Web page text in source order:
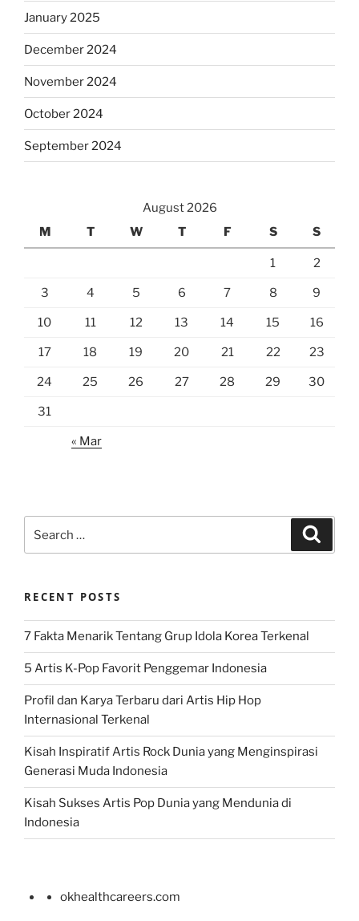
January 2025
December 2024
November 2024
October 2024
September 2024
August 2026
M
T W T F S S
1 2
3 4 5 6 7 8 9
10 11 12 13 14 15 16
17 18 19 20 21 22 23
24 25 26 27 28 29 30
31
« Mar
for:
RECENT POSTS
7 Fakta Menarik Tentang Grup Idola Korea Terkenal
5 Artis K-Pop Favorit Penggemar Indonesia
Profil dan Karya Terbaru dari Artis Hip Hop
Internasional Terkenal
Kisah Inspiratif Artis Rock Dunia yang Menginspirasi
Generasi Muda Indonesia
Kisah Sukses Artis Pop Dunia yang Mendunia di
Indonesia
okhealthcareers.com